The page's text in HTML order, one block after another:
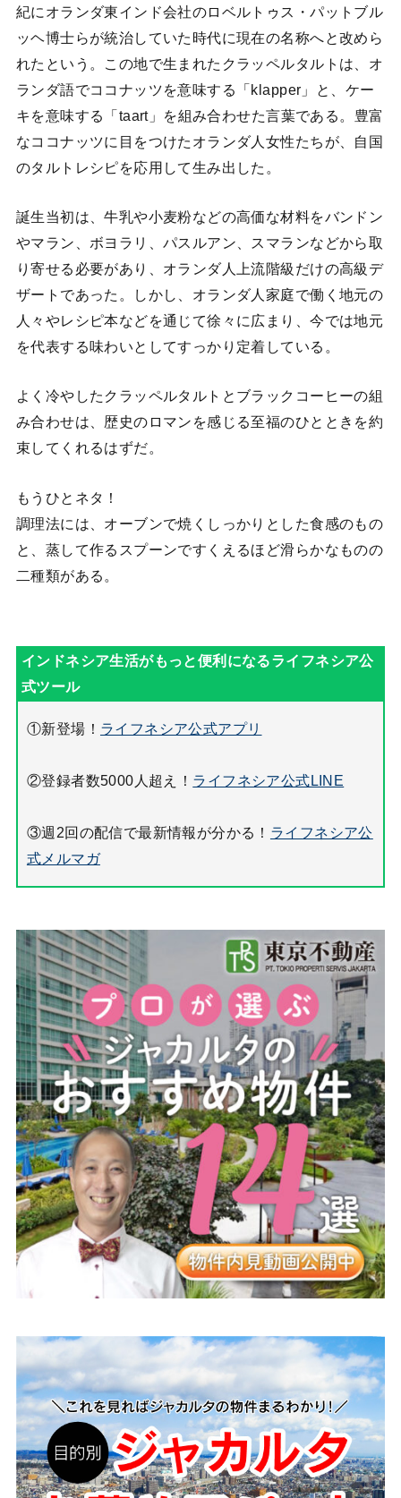
紀にオランダ東インド会社のロベルトゥス・パットブル
ッヘ博士らが統治していた時代に現在の名称へと改めら
れたという。この地で生まれたクラッペルタルトは、オ
ランダ語でココナッツを意味する「klapper」と、ケー
キを意味する「taart」を組み合わせた言葉である。豊富
なココナッツに目をつけたオランダ人女性たちが、自国
のタルトレシピを応用して生み出した。
誕生当初は、牛乳や小麦粉などの高価な材料をバンドン
やマラン、ボヨラリ、パスルアン、スマランなどから取
り寄せる必要があり、オランダ人上流階級だけの高級デ
ザートであった。しかし、オランダ人家庭で働く地元の
人々やレシピ本などを通じて徐々に広まり、今では地元
を代表する味わいとしてすっかり定着している。
よく冷やしたクラッペルタルトとブラックコーヒーの組
み合わせは、歴史のロマンを感じる至福のひとときを約
束してくれるはずだ。
もうひとネタ！
調理法には、オーブンで焼くしっかりとした食感のもの
と、蒸して作るスプーンですくえるほど滑らかなものの
二種類がある。
①新登場！ ライフネシア公式アプリ
②登録者数5000人超え！ ライフネシア公式LINE
③週2回の配信で最新情報が分かる！ ライフネシア公
式メルマガ